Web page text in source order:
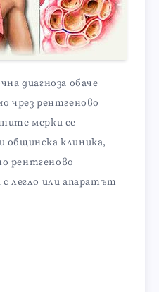
диагноза обаче
чрез рентгеново
мерки се
общинска клиника,
рентгеново
легло или апаратът